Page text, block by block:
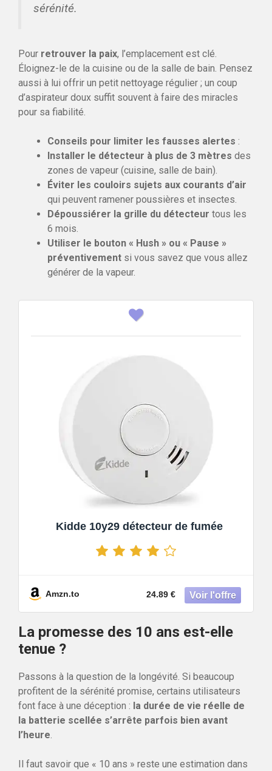
sérénité.
Pour retrouver la paix, l’emplacement est clé.
Éloignez-le de la cuisine ou de la salle de bain. Pensez
aussi à lui offrir un petit nettoyage régulier ; un coup
d’aspirateur doux suffit souvent à faire des miracles
pour sa fiabilité.
Conseils pour limiter les fausses alertes :
Installer le détecteur à plus de 3 mètres des
zones de vapeur (cuisine, salle de bain).
Éviter les couloirs sujets aux courants d’air
qui peuvent ramener poussières et insectes.
Dépoussiérer la grille du détecteur tous les
6 mois.
Utiliser le bouton « Hush » ou « Pause »
préventivement si vous savez que vous allez
générer de la vapeur.
Kidde 10y29 détecteur de fumée
Amzn.to 24.89 €
La promesse des 10 ans est-elle
tenue ?
Passons à la question de la longévité. Si beaucoup
profitent de la sérénité promise, certains utilisateurs
font face à une déception : la durée de vie réelle de
la batterie scellée s’arrête parfois bien avant
l’heure.
Il faut savoir que « 10 ans » reste une estimation dans